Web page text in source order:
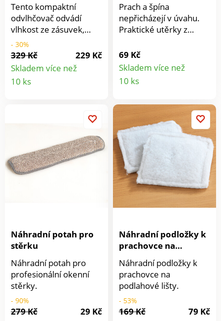
Tento kompaktní
odvlhčovač odvádí
vlhkost ze zásuvek,
přihrádek na rukavice,
šperků nebo krabic s
nářadím a zabraňuje
vzniku plísní a
nepříjemných pachů. S
připraven k použití.
Odvlhčuje prostory do
objemu 5 litrů.
Zabraňuje vzniku plísní.
- 30%
329 Kč
229 Kč
Skladem více než
10 ks
Prach a špína
nepřicházejí v úvahu.
Praktické utěrky z
každý den. Materiál:
100% viskóza
(bambusové vlákno).
Rozměr každé utěrky:
69 Kč
Skladem více než
10 ks
Náhradní potah pro
stěrku
Náhradní potah pro
profesionální okenní
stěrky.
- 90%
279 Kč
29 Kč
Náhradní podložky k
prachovce na
podlahové lišty
Náhradní podložky k
prachovce na
podlahové lišty.
- 53%
169 Kč
79 Kč